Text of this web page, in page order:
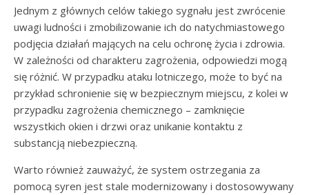
Jednym z głównych celów takiego sygnału jest zwrócenie
uwagi ludności i zmobilizowanie ich do natychmiastowego
podjęcia działań mających na celu ochronę życia i zdrowia.
W zależności od charakteru zagrożenia, odpowiedzi mogą
się różnić. W przypadku ataku lotniczego, może to być na
przykład schronienie się w bezpiecznym miejscu, z kolei w
przypadku zagrożenia chemicznego – zamknięcie
wszystkich okien i drzwi oraz unikanie kontaktu z
substancją niebezpieczną.
Warto również zauważyć, że system ostrzegania za
pomocą syren jest stale modernizowany i dostosowywany